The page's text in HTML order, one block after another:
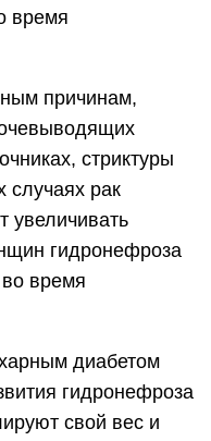
время
причинам,
стриктуры
случаях рак
увеличивать
гидронефроза
время
диабетом
гидронефроза
свой вес и